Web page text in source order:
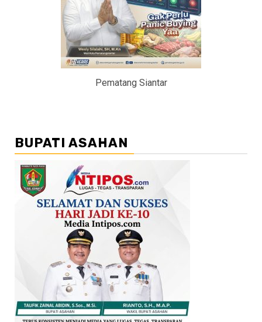
Pematang Siantar
BUPATI ASAHAN